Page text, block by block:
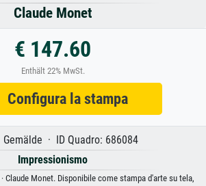
Claude Monet
€ 147.60
Enthält 22% MwSt.
la stampa
· ID Quadro: 686084
Impressionismo
Claude Monet. Disponibile come stampa d'arte su tela,